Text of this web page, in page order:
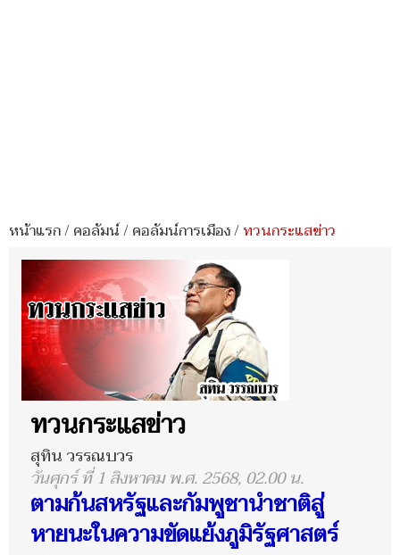
หน้าแรก/คอลัมน์/คอลัมน์การเมือง/ทวนกระแสข่าว
ทวนกระแสข่าว
สุทิน วรรณบวร
วันศุกร์ ที่ 1 สิงหาคม พ.ศ. 2568, 02.00 น.
ตามก้นสหรัฐและกัมพูชานำชาติสู่
หายนะในความขัดแย้งภูมิรัฐศาสตร์